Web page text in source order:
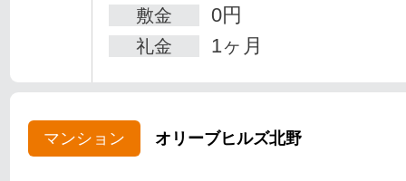
敷金 0円
礼金 1ヶ月
マンション オリーブヒルズ北野